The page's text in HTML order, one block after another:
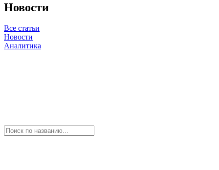
Новости
Все статьи
Новости
Аналитика